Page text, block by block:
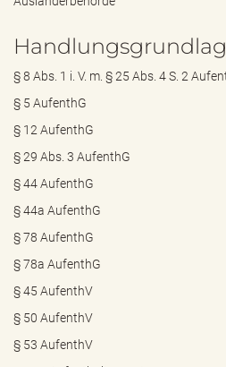
§ 8 Abs. 1 i. V. m. § 25 Abs. 4 S. 2
§ 5 AufenthG
§ 12 AufenthG
§ 29 Abs. 3 AufenthG
§ 44 AufenthG
§ 44a AufenthG
§ 78 AufenthG
§ 78a AufenthG
§ 45 AufenthV
§ 50 AufenthV
§ 53 AufenthV